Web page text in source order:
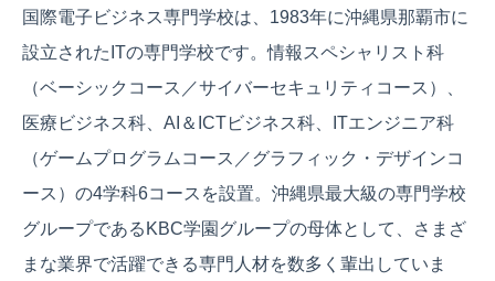
国際電子ビジネス専門学校は、1983年に沖縄県那覇市に
設立されたITの専門学校です。情報スペシャリスト科
（ベーシックコース／サイバーセキュリティコース）、
医療ビジネス科、AI＆ICTビジネス科、ITエンジニア科
（ゲームプログラムコース／グラフィック・デザインコ
ース）の4学科6コースを設置。沖縄県最大級の専門学校
グループであるKBC学園グループの母体として、さまざ
まな業界で活躍できる専門人材を数多く輩出していま